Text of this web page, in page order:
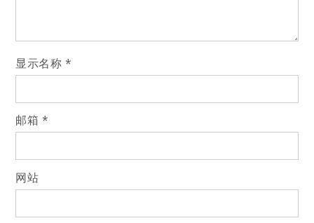
显示名称 *
邮箱 *
网站